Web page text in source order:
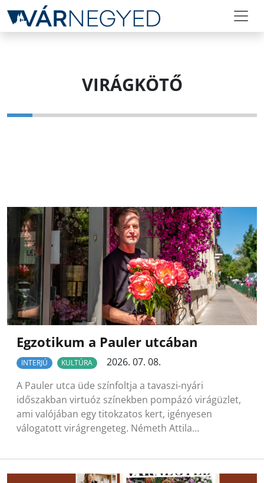
VIRÁGKÖTŐ
Egzotikum a Pauler utcában
INTERJÚ KULTÚRA
2026. 07. 08.
A Pauler utca üde színfoltja a tavaszi-nyári
időszakban virtuóz színekben pompázó virágüzlet,
ami valójában egy titokzatos kert, igényesen
válogatott virágrengeteg. Németh Attila…